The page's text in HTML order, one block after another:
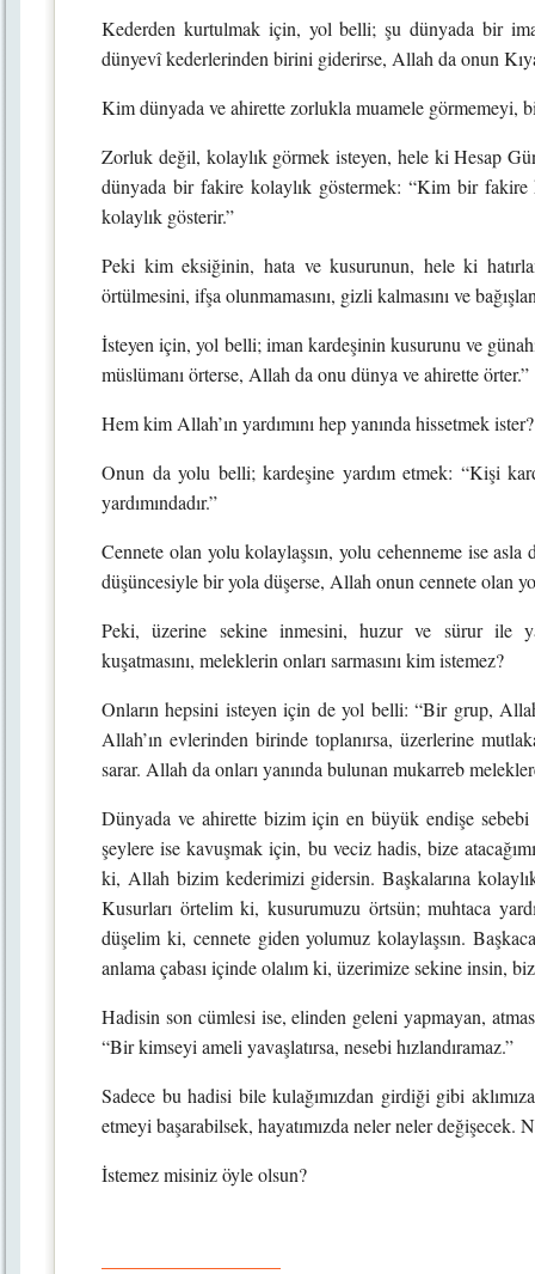
Kederden kurtulmak için, yol belli; şu dünyada bir
dünyevî kederlerinden birini giderirse, Allah da onun
Kim dünyada ve ahirette zorlukla muamele görmemeyi,
Zorluk değil, kolaylık görmek isteyen, hele ki Hesap
dünyada bir fakire kolaylık göstermek: “Kim bir
kolaylık gösterir.”
Peki kim eksiğinin, hata ve kusurunun, hele ki
örtülmesini, ifşa olunmamasını, gizli kalmasını ve
İsteyen için, yol belli; iman kardeşinin kusurunu ve
müslümanı örterse, Allah da onu dünya ve ahirette örter.”
Hem kim Allah’ın yardımını hep yanında hissetmek ister?
Onun da yolu belli; kardeşine yardım etmek: “Kişi
yardımındadır.”
Cennete olan yolu kolaylaşsın, yolu cehenneme ise
düşüncesiyle bir yola düşerse, Allah onun cennete olan
Peki, üzerine sekine inmesini, huzur ve sürur ile
kuşatmasını, meleklerin onları sarmasını kim istemez?
Onların hepsini isteyen için de yol belli: “Bir grup,
Allah’ın evlerinden birinde toplanırsa, üzerlerine
sarar. Allah da onları yanında bulunan mukarreb
Dünyada ve ahirette bizim için en büyük endişe sebebi
şeylere ise kavuşmak için, bu veciz hadis, bize
ki, Allah bizim kederimizi gidersin. Başkalarına
Kusurları örtelim ki, kusurumuzu örtsün; muhtaca
düşelim ki, cennete giden yolumuz kolaylaşsın.
anlama çabası içinde olalım ki, üzerimize sekine insin,
Hadisin son cümlesi ise, elinden geleni yapmayan,
“Bir kimseyi ameli yavaşlatırsa, nesebi hızlandıramaz.”
Sadece bu hadisi bile kulağımızdan girdiği gibi
etmeyi başarabilsek, hayatımızda neler neler
İstemez misiniz öyle olsun?